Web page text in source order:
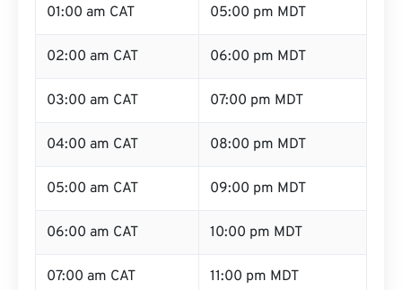
01:00 am CAT 05:00 pm MDT
02:00 am CAT 06:00 pm MDT
03:00 am CAT 07:00 pm MDT
04:00 am CAT 08:00 pm MDT
05:00 am CAT 09:00 pm MDT
06:00 am CAT 10:00 pm MDT
07:00 am CAT 11:00 pm MDT